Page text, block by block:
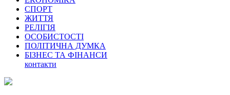
СПОРТ
ЖИТТЯ
РЕЛІГІЯ
ОСОБИСТОСТІ
ПОЛІТИЧНА ДУМКА
БІЗНЕС ТА ФІНАНСИ
контакти